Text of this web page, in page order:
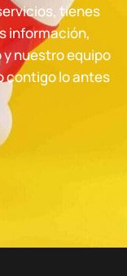
tienes
información,
nuestro equipo
contigo lo antes